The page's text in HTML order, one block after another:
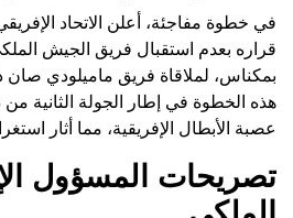
في خطوة مفاجئة، أعلن الاتحاد
قراره بعدم استقبال فريق الجيش
بمكناس، لملاقاة فريق ماميلودي صان
هذه الخطوة في إطار الجولة الثانية
عصبة الأبطال الإفريقية، مما أثار
تصريحات المسؤول